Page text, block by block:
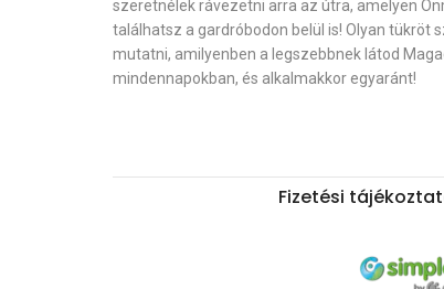
szeretnélek rávezetni arra az útra, amelyen
találhatsz a gardróbodon belül is! Olyan tükröt
mutatni, amilyenben a legszebbnek látod
mindennapokban, és alkalmakkor egyaránt!
Fizetési